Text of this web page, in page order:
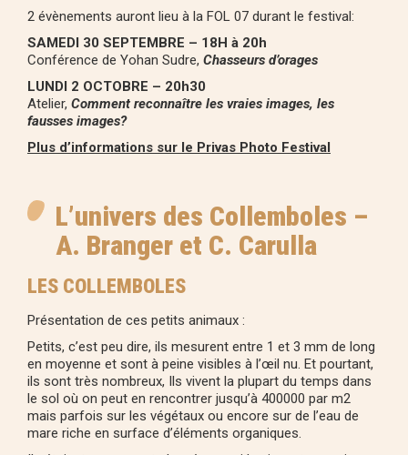
2 évènements auront lieu à la FOL 07 durant le festival:
SAMEDI 30 SEPTEMBRE – 18H à 20h
Conférence de Yohan Sudre, Chasseurs d’orages
LUNDI 2 OCTOBRE – 20h30
Atelier, Comment reconnaître les vraies images, les
fausses images?
Plus d’informations sur le Privas Photo Festival
L’univers des Collemboles –
A. Branger et C. Carulla
LES COLLEMBOLES
Présentation de ces petits animaux :
Petits, c’est peu dire, ils mesurent entre 1 et 3 mm de long
en moyenne et sont à peine visibles à l’œil nu. Et pourtant,
ils sont très nombreux, Ils vivent la plupart du temps dans
le sol où on peut en rencontrer jusqu’à 400000 par m2
mais parfois sur les végétaux ou encore sur de l’eau de
mare riche en surface d’éléments organiques.